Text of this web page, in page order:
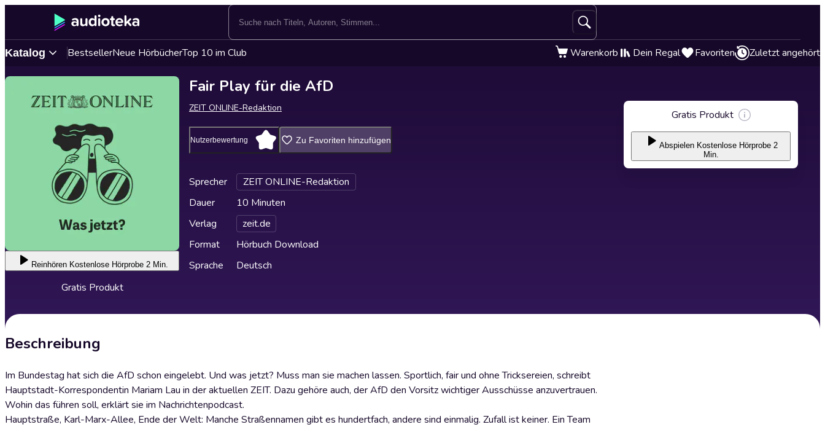
Katalog BestsellerNeue HörbücherTop 10 im Club Warenkorb Dein Regal Favoriten Zuletzt angehört
Reinhören Kostenlose Hörprobe 2 Min.
Gratis Produkt
Fair Play für die AfD
ZEIT ONLINE-Redaktion
Nutzerbewertung Zu Favoriten hinzufügen
Sprecher
ZEIT ONLINE-Redaktion
Dauer
10 Minuten
Verlag
zeit.de
Format
Hörbuch Download
Sprache
Deutsch
Beschreibung
Im Bundestag hat sich die AfD schon eingelebt. Und was jetzt? Muss man sie machen lassen. Sportlich, fair und ohne Tricksereien, schreibt
Hauptstadt-Korrespondentin Mariam Lau in der aktuellen ZEIT. Dazu gehöre auch, der AfD den Vorsitz wichtiger Ausschüsse anzuvertrauen.
Wohin das führen soll, erklärt sie im Nachrichtenpodcast.
Hauptstraße, Karl-Marx-Allee, Ende der Welt: Manche Straßennamen gibt es hundertfach, andere sind einmalig. Zufall ist keiner. Ein Team
Gratis Produkt
Abspielen Kostenlose Hörprobe 2
Min.